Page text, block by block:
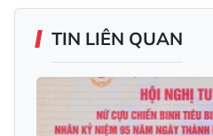
TIN LIÊN QUAN